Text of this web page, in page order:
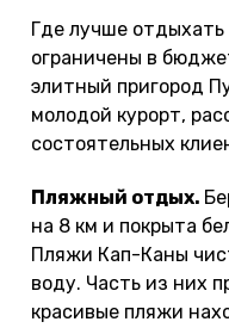
Где лучше
ограничены в
элитный пригород
молодой курорт,
состоятельных
Пляжный отдых.
на 8 км и покрыта
Пляжи Кап-Каны
воду. Часть из них
красивые пляжи